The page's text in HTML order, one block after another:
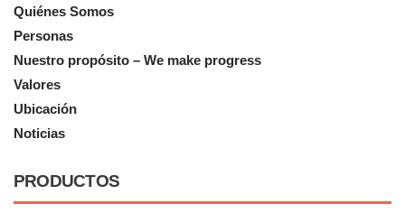
Quiénes Somos
Personas
Nuestro propósito – We make progress
Valores
Ubicación
Noticias
PRODUCTOS